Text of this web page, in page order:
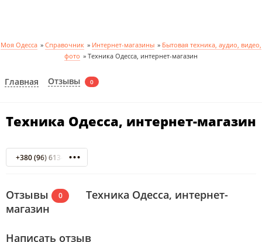
Моя Одесса » Справочник » Интернет-магазины » Бытовая техника, аудио, видео,
фото » Техника Одесса, интернет-магазин
Главная Отзывы 0
Техника Одесса, интернет-магазин
+380 (96) 613-72-57
Отзывы 0
Техника Одесса, интернет-
магазин
Написать отзыв